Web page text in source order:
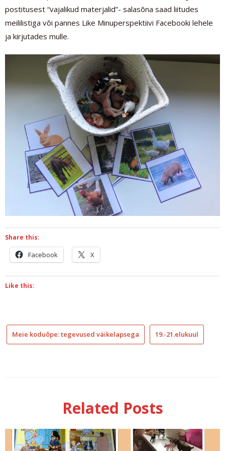
postitusest “vajalikud materjalid”- salasõna saad liitudes
meililistiga või pannes Like Minuperspektiivi Facebooki lehele
ja kirjutades mulle.
Share this:
Facebook X
Like this:
Meie koduõpe: tegevused väikelapsega 19.-21.elukuul
Related Posts